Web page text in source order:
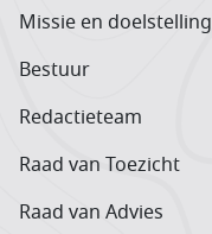
Missie en doelstelling
Bestuur
Redactieteam
Raad van Toezicht
Raad van Advies